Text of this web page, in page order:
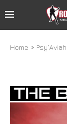
Home » Psy'Aviah